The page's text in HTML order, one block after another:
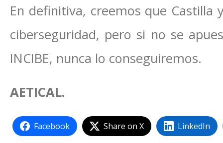
En definitiva, creemos que
ciberseguridad, pero si no se
INCIBE, nunca lo conseguiremos.
AETICAL.
Facebook Share on X LinkedIn